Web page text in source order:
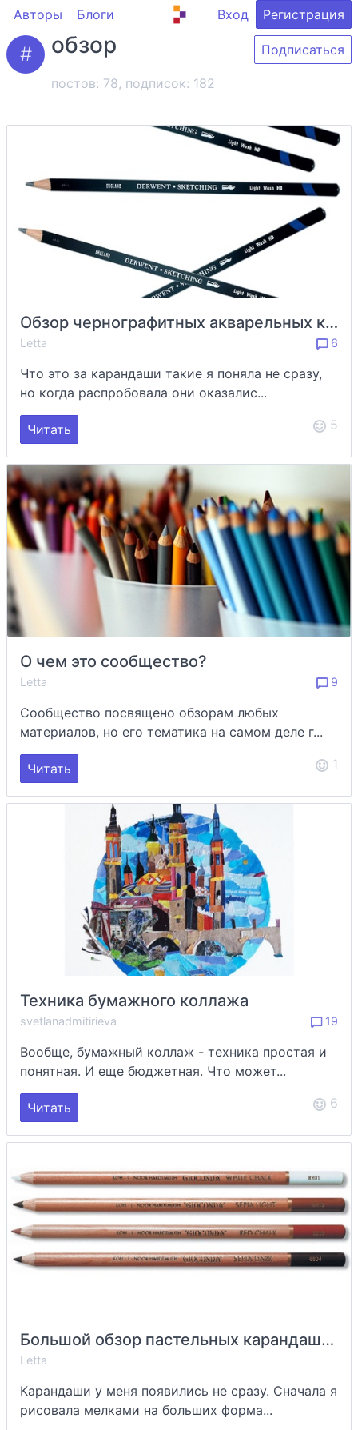
Авторы Блоги Вход Регистрация
обзор
постов: 78, подписок: 182
Подписаться
Обзор чернографитных акварельных карандашей от Derwent
Letta 6
Что это за карандаши такие я поняла не сразу,
но когда распробовала они оказалис...
Читать 5
О чем это сообщество?
Letta 9
Сообщество посвящено обзорам любых
материалов, но его тематика на самом деле г...
Читать 1
Техника бумажного коллажа
svetlanadmitirieva 19
Вообще, бумажный коллаж - техника простая и
понятная. И еще бюджетная. Что может...
Читать 6
Большой обзор пастельных карандашей
Letta
Карандаши у меня появились не сразу. Сначала я
рисовала мелками на больших форма...